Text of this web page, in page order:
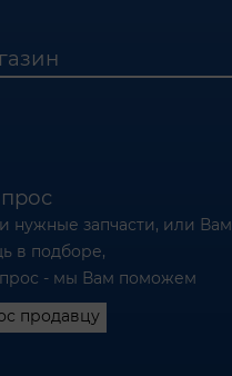
нужные запчасти, или Вам
в подборе,
- мы Вам поможем
продавцу